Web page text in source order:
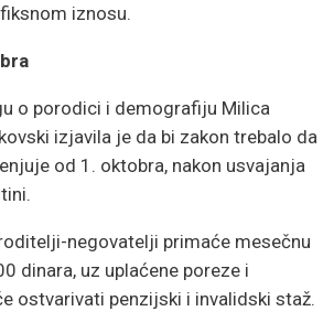
iznosu.
o porodici i demografiju Milica
izjavila je da bi zakon trebalo da
od 1. oktobra, nakon usvajanja
negovatelji primaće mesečnu
dinara, uz uplaćene poreze i
ostvarivati penzijski i invalidski staž.